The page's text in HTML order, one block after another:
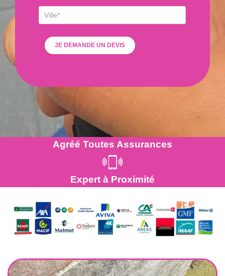
Agréé Toutes Assurances
Expert à Proximité